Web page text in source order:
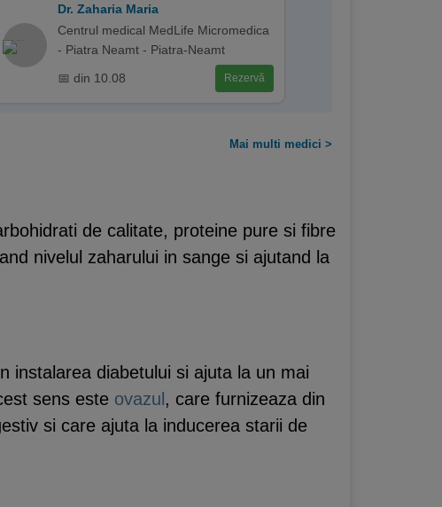
Dr. Zaharia Maria
Centrul medical MedLife Micromedica
- Piatra Neamt - Piatra-Neamt
📅 din 10.08 Rezervă
Mai multi medici >
de calitate, proteine pure si fibre
nivelul zaharului in sange si ajutand la
instalarea diabetului si ajuta la un mai
sens este ovazul, care furnizeaza din
si care ajuta la inducerea starii de